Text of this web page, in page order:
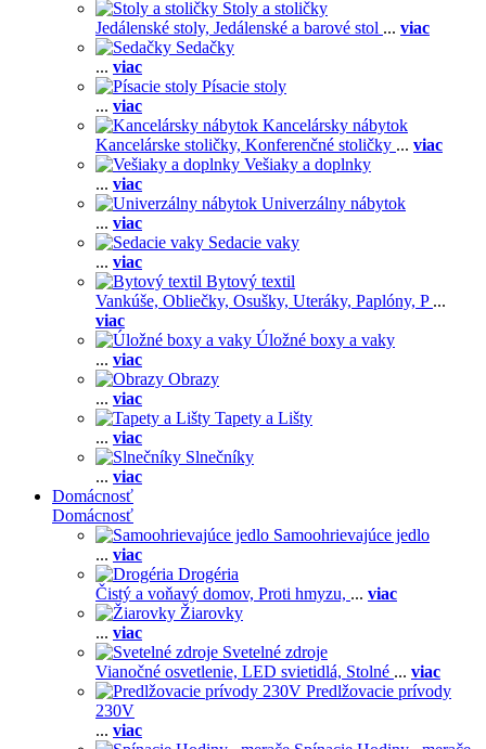
Stoly a stoličky
Jedálenské stoly, Jedálenské a barové stol ... viac
Sedačky
... viac
Písacie stoly
... viac
Kancelársky nábytok
Kancelárske stoličky, Konferenčné stoličky ... viac
Vešiaky a doplnky
... viac
Univerzálny nábytok
... viac
Sedacie vaky
... viac
Bytový textil
Vankúše, Obliečky, Osušky, Uteráky, Paplóny, P ...
viac
Úložné boxy a vaky
... viac
Obrazy
... viac
Tapety a Lišty
... viac
Slnečníky
... viac
Domácnosť
Domácnosť
Samoohrievajúce jedlo
... viac
Drogéria
Čistý a voňavý domov, Proti hmyzu, ... viac
Žiarovky
... viac
Svetelné zdroje
Vianočné osvetlenie, LED svietidlá, Stolné ... viac
Predlžovacie prívody
230V
... viac